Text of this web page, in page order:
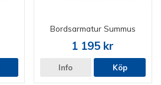
Bordsarmatur Summus
1 195 kr
Info Köp